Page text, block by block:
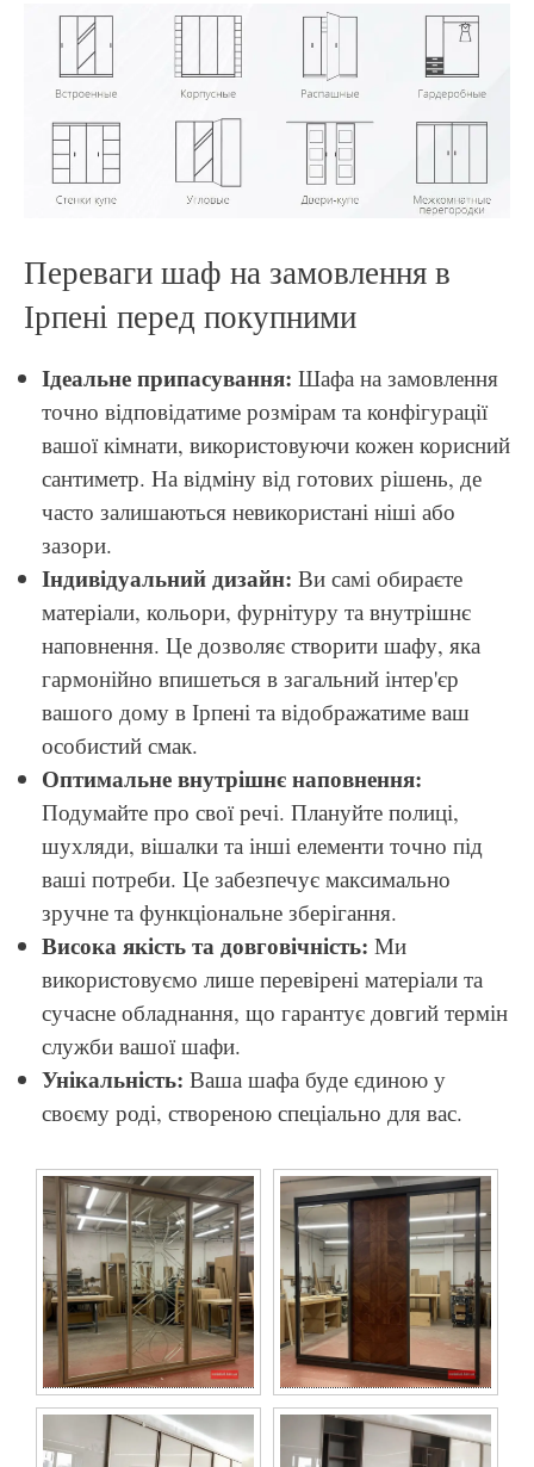
Переваги шаф на замовлення в
Ірпені перед покупними
Ідеальне припасування: Шафа на замовлення
точно відповідатиме розмірам та конфігурації
вашої кімнати, використовуючи кожен корисний
сантиметр. На відміну від готових рішень, де
часто залишаються невикористані ніші або
зазори.
Індивідуальний дизайн: Ви самі обираєте
матеріали, кольори, фурнітуру та внутрішнє
наповнення. Це дозволяє створити шафу, яка
гармонійно впишеться в загальний інтер'єр
вашого дому в Ірпені та відображатиме ваш
особистий смак.
Оптимальне внутрішнє наповнення:
Подумайте про свої речі. Плануйте полиці,
шухляди, вішалки та інші елементи точно під
ваші потреби. Це забезпечує максимально
зручне та функціональне зберігання.
Висока якість та довговічність: Ми
використовуємо лише перевірені матеріали та
сучасне обладнання, що гарантує довгий термін
служби вашої шафи.
Унікальність: Ваша шафа буде єдиною у
своєму роді, створеною спеціально для вас.